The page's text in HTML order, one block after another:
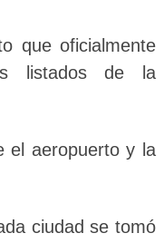
que oficialmente
listados de la
el aeropuerto y la
ciudad se tomó